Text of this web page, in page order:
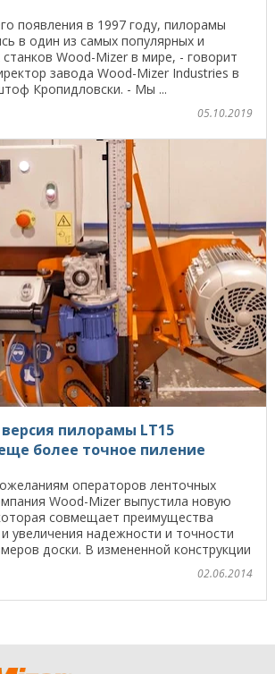
появления в 1997 году, пилорамы
в один из самых популярных и
Wood-Mizer в мире, - говорит
завода Wood-Mizer Industries в
Кропидловски. - Мы ...
05.10.2019
пилорамы LT15
более точное пиление
операторов ленточных
Wood-Mizer выпустила новую
совмещает преимущества
увеличения надежности и точности
доски. В измененной конструкции
02.06.2014